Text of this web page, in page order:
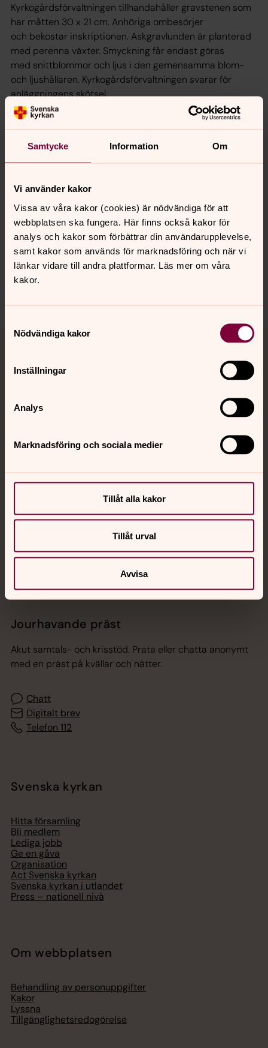
Samtycke Information Om
Vi använder kakor
Vissa av våra kakor (cookies) är nödvändiga för att
webbplatsen ska fungera. Här finns också kakor för
analys och kakor som förbättrar din användarupplevelse,
samt kakor som används för marknadsföring och när vi
länkar vidare till andra plattformar. Läs mer om våra
kakor.
Nödvändiga kakor
Inställningar
Analys
Marknadsföring och sociala medier
Tillåt alla kakor
Tillåt urval
Avvisa
Kyrkogårdsförvaltningen tillhandahåller gravstenen som
har måtten 30 x 21 cm. Anhöriga ombesörjer
och bekostar inskriptionen. Askgravlunden är planterad
med perenna växter. Smyckning får endast göras
med snittblommor och ljus i den gemensamma blom-
och ljushållaren. Kyrkogårdsförvaltningen svarar för
anläggningens skötsel.
Kostnad
Aktuellt pris hittar du i vår prislista.
Senast ändrad 16 februari 2026
Synpunkter eller frågor på sidans
innehåll?
helsingborgs.pastorat@svenskakyrkan.se
Dela
Tillbaka till toppen
Tillbaka till innehållet
Kalender
Hitta snabbt
Jourhavande präst
Akut samtals- och krisstöd. Prata eller chatta anonymt
med en präst på kvällar och nätter.
Chatt
Digitalt brev
Telefon 112
Svenska kyrkan
Hitta församling
Bli medlem
Lediga jobb
Ge en gåva
Organisation
Act Svenska kyrkan
Svenska kyrkan i utlandet
Press – nationell nivå
Om webbplatsen
Behandling av personuppgifter
Kakor
Lyssna
Tillgänglighetsredogörelse